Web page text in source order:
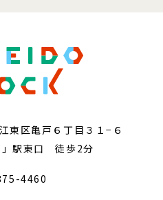
区亀戸６丁目３１−６
」駅東口 徒歩2分
4460